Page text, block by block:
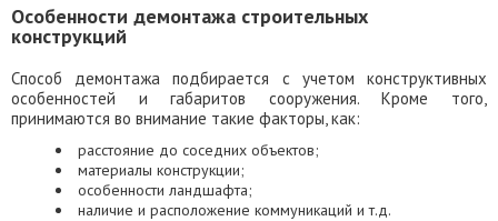
Особенности демонтажа строительных
конструкций
Способ демонтажа подбирается с учетом конструктивных
особенностей и габаритов сооружения. Кроме того,
принимаются во внимание такие факторы, как:
расстояние до соседних объектов;
материалы конструкции;
особенности ландшафта;
наличие и расположение коммуникаций и т.д.